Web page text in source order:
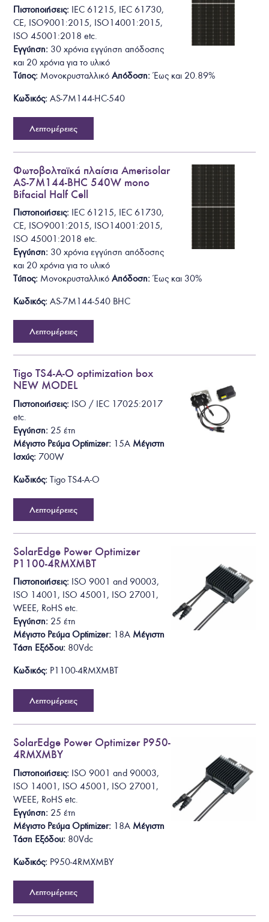
Πιστοποιήσεις: IEC 61 215, IEC 61 730,
CE, ISO9001 :2015, ISO14001 :2015,
ISO 45001:2018 etc.
Εγγύηση: 30 χρόνια εγγύηση απόδοσης
και 20 χρόνια για το υλικό
Τύπος: ΜονοκρυσταλλικόΑπόδοση:Έως και 20.89%
Κωδικός: AS-7M144-HC-540
Λεπτομέρειες
Φωτοβολταϊκά πλαίσια Amerisolar
AS-7M144-BHC 540W mono
Bifacial Half Cell
Πιστοποιήσεις: EC 61 215, EC 61 730,
CE, SO9001 :2015, SO14001 :2015,
ISO 45001:2018 etc.
Εγγύηση: 30 χρόνια εγγύηση απόδοσης
και 20 χρόνια για το υλικό
Τύπος: ΜονοκρυσταλλικόΑπόδοση:Έως και 30%
Κωδικός: AS-7M144-540 BHC
Λεπτομέρειες
Tigo TS4-A-O optimization box
NEW MODEL
Πιστοποιήσεις: ISO / IEC 17025:2017
etc.
Εγγύηση: 25 έτη
Μέγιστο Ρεύμα Optimizer: 15A Μέγιστη
Ισχύς: 700W
Κωδικός: Tigo TS4-A-O
Λεπτομέρειες
SolarEdge Power Optimizer
P1100-4RMXMBT
Πιστοποιήσεις: ISO 9001 and 90003,
ISO 14001, ISO 45001, ISO 27001,
WEEE, RoHSetc.
Εγγύηση: 25 έτη
Μέγιστο Ρεύμα Optimizer: 18A Μέγιστη
Τάση Εξόδου: 80Vdc
Κωδικός: P1100-4RMXMBT
Λεπτομέρειες
SolarEdge Power Optimizer P950-
4RMXMBY
Πιστοποιήσεις: ISO 9001 and 90003,
ISO 14001, ISO 45001, ISO 27001,
WEEE, RoHSetc.
Εγγύηση: 25 έτη
Μέγιστο Ρεύμα Optimizer: 18A Μέγιστη
Τάση Εξόδου: 80Vdc
Κωδικός: P950-4RMXMBY
Λεπτομέρειες